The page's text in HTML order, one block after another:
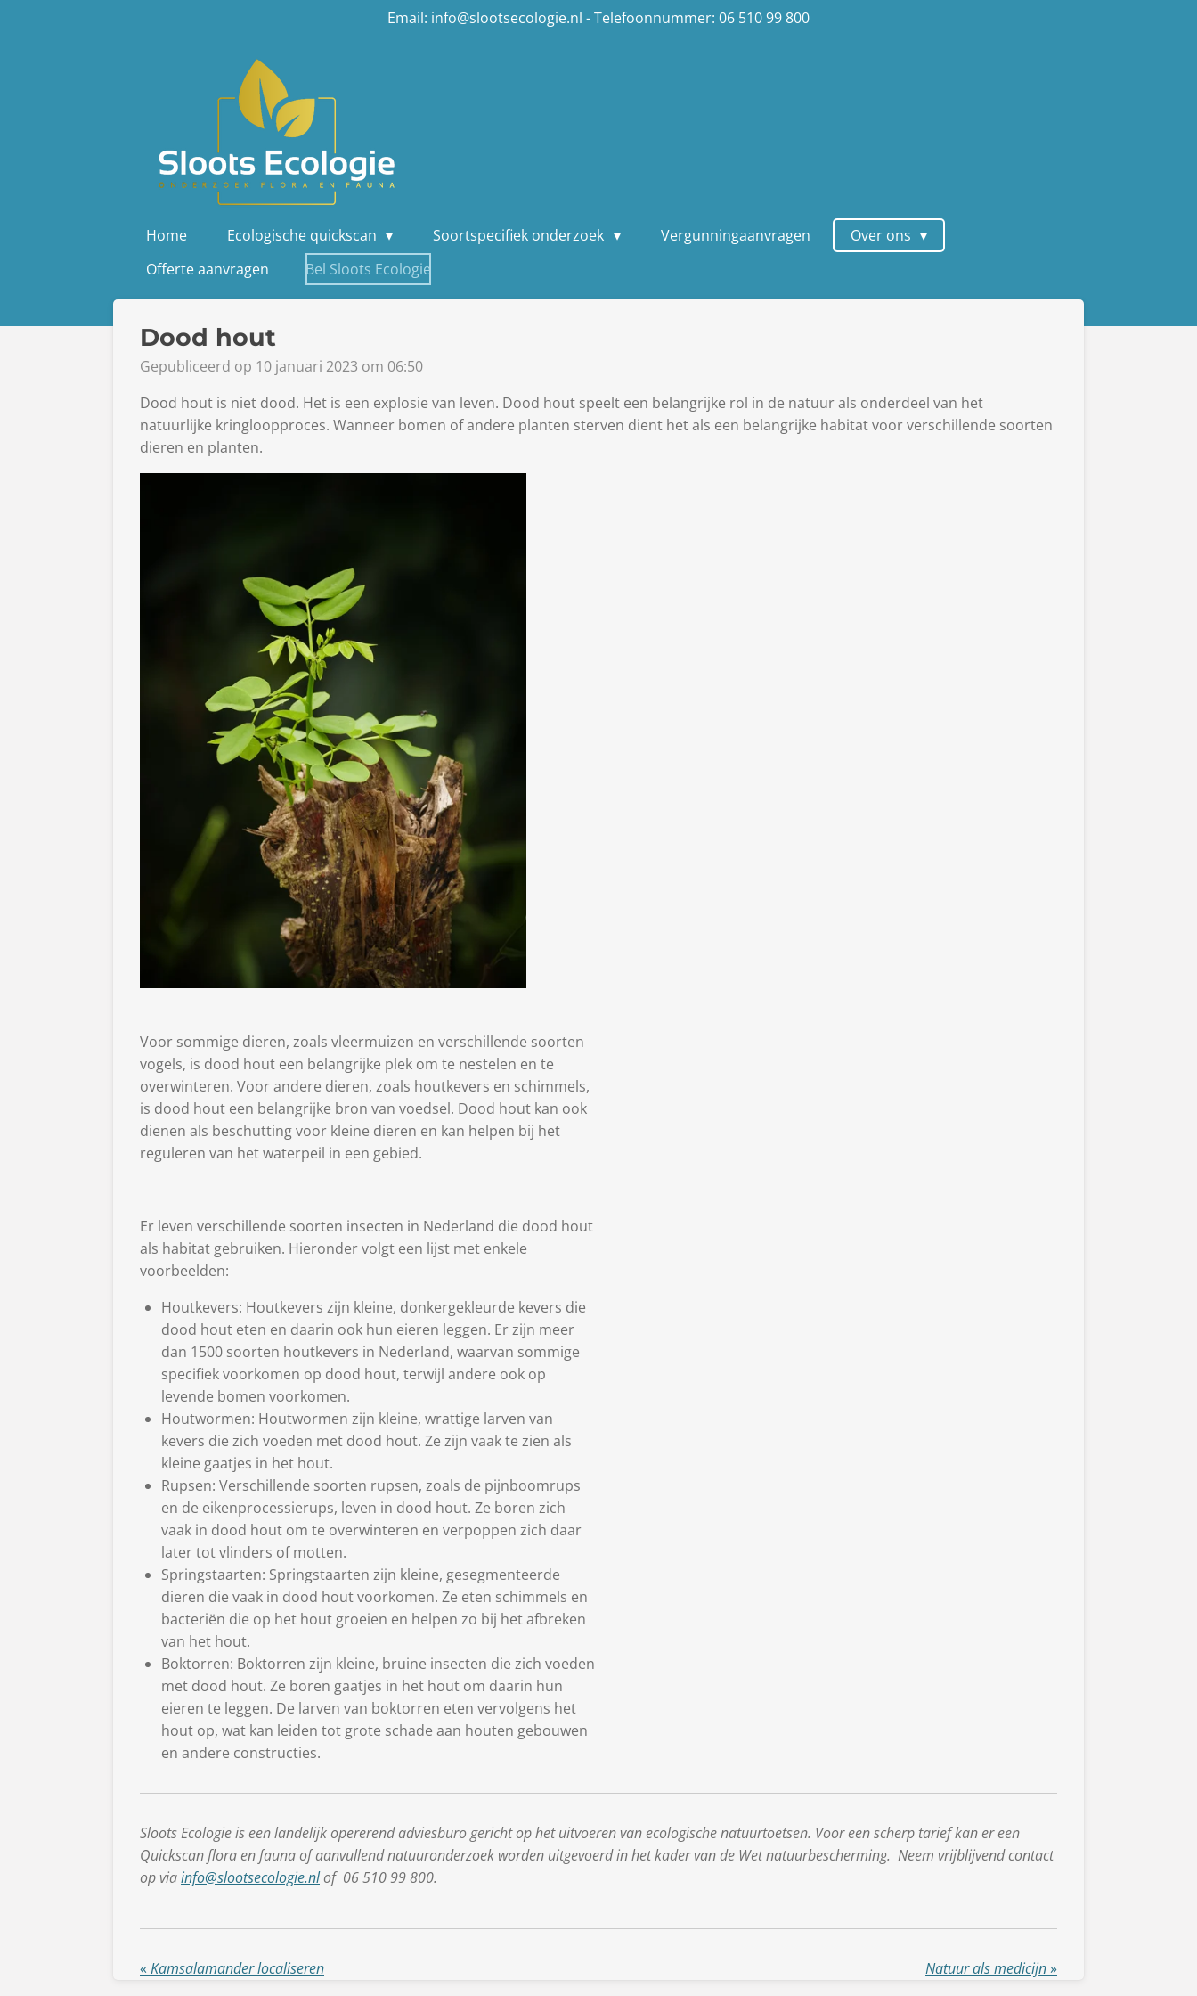
Email: info@slootsecologie.nl - Telefoonnummer: 06 510 99 800
Home Ecologische quickscan Soortspecifiek onderzoek Vergunningaanvragen
Over ons
Offerte aanvragen
Bel Sloots Ecologie
Dood hout
Gepubliceerd op 10 januari 2023 om 06:50
Dood hout is niet dood. Het is een explosie van leven. Dood hout speelt een belangrijke rol in de natuur als onderdeel van het
natuurlijke kringloopproces. Wanneer bomen of andere planten sterven dient het als een belangrijke habitat voor verschillende soorten
dieren en planten.
Voor sommige dieren, zoals vleermuizen en verschillende soorten
vogels, is dood hout een belangrijke plek om te nestelen en te
overwinteren. Voor andere dieren, zoals houtkevers en schimmels,
is dood hout een belangrijke bron van voedsel. Dood hout kan ook
dienen als beschutting voor kleine dieren en kan helpen bij het
reguleren van het waterpeil in een gebied.
Er leven verschillende soorten insecten in Nederland die dood hout
als habitat gebruiken. Hieronder volgt een lijst met enkele
voorbeelden:
Houtkevers: Houtkevers zijn kleine, donkergekleurde kevers die
dood hout eten en daarin ook hun eieren leggen. Er zijn meer
dan 1500 soorten houtkevers in Nederland, waarvan sommige
specifiek voorkomen op dood hout, terwijl andere ook op
levende bomen voorkomen.
Houtwormen: Houtwormen zijn kleine, wrattige larven van
kevers die zich voeden met dood hout. Ze zijn vaak te zien als
kleine gaatjes in het hout.
Rupsen: Verschillende soorten rupsen, zoals de pijnboomrups
en de eikenprocessierups, leven in dood hout. Ze boren zich
vaak in dood hout om te overwinteren en verpoppen zich daar
later tot vlinders of motten.
Springstaarten: Springstaarten zijn kleine, gesegmenteerde
dieren die vaak in dood hout voorkomen. Ze eten schimmels en
bacteriën die op het hout groeien en helpen zo bij het afbreken
van het hout.
Boktorren: Boktorren zijn kleine, bruine insecten die zich voeden
met dood hout. Ze boren gaatjes in het hout om daarin hun
eieren te leggen. De larven van boktorren eten vervolgens het
hout op, wat kan leiden tot grote schade aan houten gebouwen
en andere constructies.
Sloots Ecologie is een landelijk opererend adviesburo gericht op het uitvoeren van ecologische natuurtoetsen. Voor een scherp tarief kan er een
Quickscan flora en fauna of aanvullend natuuronderzoek worden uitgevoerd in het kader van de Wet natuurbescherming. Neem vrijblijvend contact
op viainfo@slootsecologie.nlof 06 510 99 800.
«Kamsalamander localiseren Natuur als medicijn»